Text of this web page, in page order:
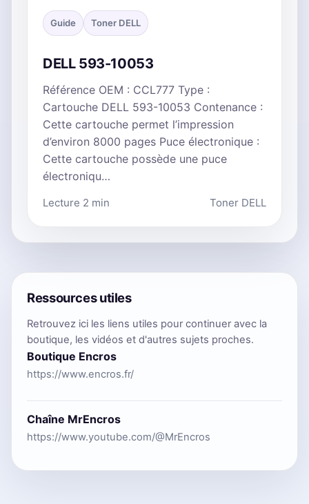
Guide Toner DELL
DELL 593-10053
Référence OEM : CCL777 Type :
Cartouche DELL 593-10053 Contenance :
Cette cartouche permet l’impression
d’environ 8000 pages Puce électronique :
Cette cartouche possède une puce
électroniqu…
Lecture 2 min Toner DELL
Ressources utiles
Retrouvez ici les liens utiles pour continuer avec la
boutique, les vidéos et d'autres sujets proches.
Boutique Encros
https://www.encros.fr/
Chaîne MrEncros
https://www.youtube.com/@MrEncros